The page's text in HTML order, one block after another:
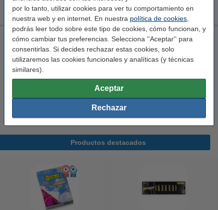
por lo tanto, utilizar cookies para ver tu comportamiento en
nuestra web y en internet. En nuestra política de cookies
podrás leer todo sobre este tipo de cookies, cómo funcionan, y
cómo cambiar tus preferencias. Selecciona ''Aceptar'' para
consentirlas. Si decides rechazar estas cookies, solo
utilizaremos las cookies funcionales y analíticas (y técnicas
similares).
Aceptar
Rechazar
5,75 €
POSCA PCF-350 rotulador rojo (pincel 1 mm)
Posca rotulador de pintura PCF-350 rojo
En almacén externo
5,75 €
Productos destacados